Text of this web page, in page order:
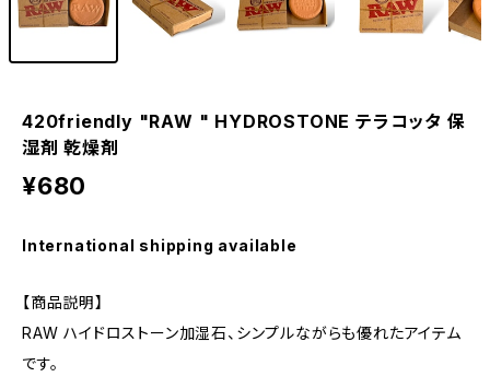
420friendly "RAW " HYDROSTONE テラコッタ 保
湿剤 乾燥剤
¥680
International shipping available
【商品説明】
RAW ハイドロストーン加湿石、シンプルながらも優れたアイテム
です。